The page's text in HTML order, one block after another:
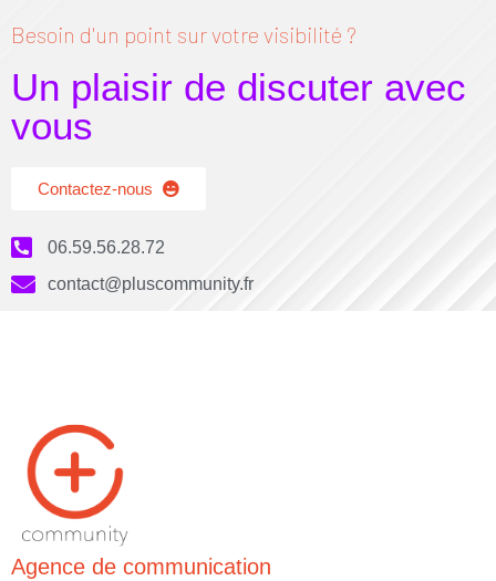
Besoin d'un point sur votre visibilité ?
Un plaisir de discuter avec
vous
Contactez-nous
06.59.56.28.72
contact@pluscommunity.fr
Agence de communication